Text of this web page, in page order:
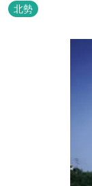
ごしてみては。
北勢